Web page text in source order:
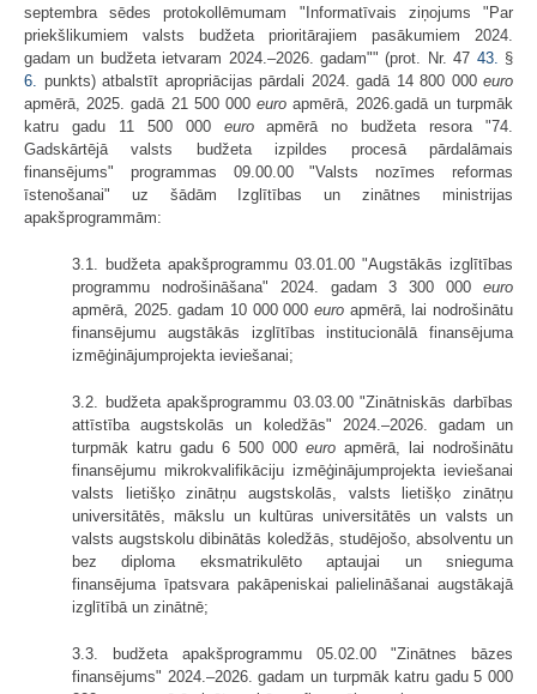
septembra sēdes protokollēmumam "Informatīvais ziņojums "Par
priekšlikumiem valsts budžeta prioritārajiem pasākumiem 2024.
gadam un budžeta ietvaram 2024.–2026. gadam"" (prot. Nr. 47 43.
§
6.
punkts) atbalstīt apropriācijas pārdali 2024. gadā 14 800 000 euro
apmērā, 2025. gadā 21 500 000euro apmērā, 2026.gadā un turpmāk
katru gadu 11 500 000 euroapmērā no budžeta resora "74.
Gadskārtējā valsts budžeta izpildes procesā pārdalāmais
finansējums" programmas 09.00.00 "Valsts nozīmes reformas
īstenošanai" uz šādām Izglītības un zinātnes ministrijas
apakšprogrammām:
3.1. budžeta apakšprogrammu 03.01.00 "Augstākās izglītības
programmu nodrošināšana" 2024. gadam 3 300 000 euro
apmērā, 2025. gadam 10 000 000 euro apmērā, lai nodrošinātu
finansējumu augstākās izglītības institucionālā finansējuma
izmēģinājumprojekta ieviešanai;
3.2. budžeta apakšprogrammu 03.03.00 "Zinātniskās darbības
attīstība augstskolās un koledžās" 2024.–2026. gadam un
turpmāk katru gadu 6 500 000 euro apmērā, lai nodrošinātu
finansējumu mikrokvalifikāciju izmēģinājumprojekta ieviešanai
valsts lietišķo zinātņu augstskolās, valsts lietišķo zinātņu
universitātēs, mākslu un kultūras universitātēs un valsts un
valsts augstskolu dibinātās koledžās, studējošo, absolventu un
bez diploma eksmatrikulēto aptaujai un snieguma
finansējuma īpatsvara pakāpeniskai palielināšanai augstākajā
izglītībā un zinātnē;
3.3. budžeta apakšprogrammu 05.02.00 "Zinātnes bāzes
finansējums" 2024.–2026. gadam un turpmāk katru gadu 5 000